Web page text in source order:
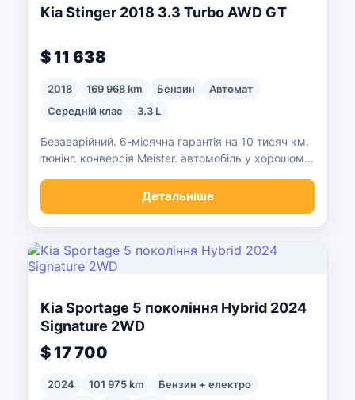
Kia Stinger 2018 3.3 Turbo AWD GT
$ 11 638
2018 169 968 km Бензин
Автомат
Середній клас
3.3 L
Безаварійний. 6-місячна гарантія на 10 тисяч км.
тюнінг. конверсія Meister. автомобіль у хорошому
Детальніше
Kia Sportage 5 покоління Hybrid 2024
Signature 2WD
$ 17 700
2024 101 975 km
Бензин + електро